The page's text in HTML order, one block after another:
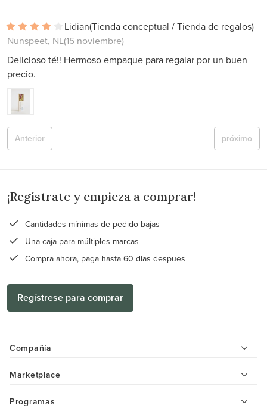
Lidian(Tienda conceptual / Tienda de regalos)
Nunspeet, NL(15 noviembre)
Delicioso té!! Hermoso empaque para regalar por un buen
precio.
próximo
Anterior
¡Regístrate y empieza a comprar!
Cantidades mínimas de pedido bajas
Una caja para múltiples marcas
Compra ahora, paga hasta 60 dias despues
Regístrese para comprar
Compañía
Marketplace
Programas